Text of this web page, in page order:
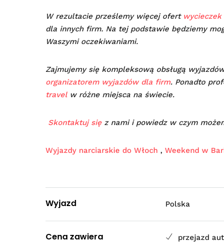
W rezultacie prześlemy więcej ofert
dla innych firm. Na tej podstawie będziemy
Waszymi oczekiwaniami.
Zajmujemy się kompleksową obsługą
organizatorem wyjazdów dla firm. Ponadto
travelw różne miejsca na świecie.
Skontaktuj się z nami i powiedz w czym
Wyjazdy narciarskie do Włoch , Weekend w
Wyjazd Polska
Cena zawiera przejazd